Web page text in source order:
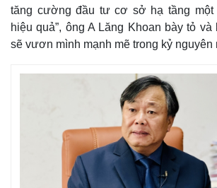
tăng cường đầu tư cơ sở hạ tầng một
hiệu quả”, ông A Lăng Khoan bày tỏ
sẽ vươn mình mạnh mẽ trong kỷ nguyên